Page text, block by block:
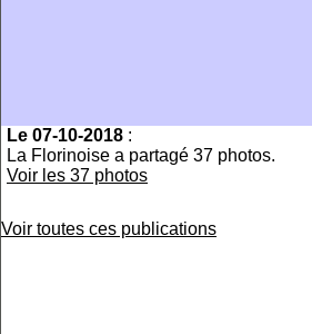
Le 07-10-2018 :
La Florinoise a partagé 37 photos.
Voir les 37 photos
Voir toutes ces publications